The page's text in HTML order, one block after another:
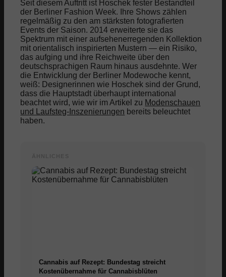
Seit diesem Auftritt ist Hoschek fester Bestandteil
der Berliner Fashion Week. Ihre Shows zählen
regelmäßig zu den am stärksten fotografierten
Events der Saison. 2014 erweiterte sie das
Spektrum mit einer aufsehenerregenden Kollektion
mit orientalisch inspirierten Mustern — ein Risiko,
das aufging und ihre Reichweite über den
deutschsprachigen Raum hinaus ausdehnte. Wer
die Entwicklung der Berliner Modewoche kennt,
weiß: Designerinnen wie Hoschek sind der Grund,
dass die Hauptstadt überhaupt international
beachtet wird, wie wir im Artikel zu Modenschauen
und Laufsteg-Inszenierungen bereits beleuchtet
haben.
Cannabis auf Rezept: Bundestag streicht
Kostenübernahme für Cannabisblüten